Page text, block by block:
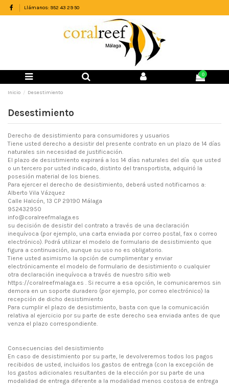
Llámanos: 952 43 29 50
0
Inicio Desestimiento
Desestimiento
Derecho de desistimiento para consumidores y usuarios
Tiene usted derecho a desistir del presente contrato en un plazo de 14 días
naturales sin necesidad de justificación.
El plazo de desistimiento expirará a los 14 días naturales del día que usted
o un tercero por usted indicado, distinto del transportista, adquirió la
posesión material de los bienes.
Para ejercer el derecho de desistimiento, deberá usted notificarnos a:
Alberto Vila Vázquez
Calle Halcón, 13 CP 29190 Málaga
952432950
info@coralreefmalaga.es
su decisión de desistir del contrato a través de una declaración
inequívoca (por ejemplo, una carta enviada por correo postal, fax o correo
electrónico). Podrá utilizar el modelo de formulario de desistimiento que
figura a continuación, aunque su uso no es obligatorio.
Tiene usted asimismo la opción de cumplimentar y enviar
electrónicamente el modelo de formulario de desistimiento o cualquier
otra declaración inequívoca a través de nuestro sitio web
https://coralreefmalaga.es . Si recurre a esa opción, le comunicaremos sin
demora en un soporte duradero (por ejemplo, por correo electrónico) la
recepción de dicho desistimiento
Para cumplir el plazo de desistimiento, basta con que la comunicación
relativa al ejercicio por su parte de este derecho sea enviada antes de que
venza el plazo correspondiente.
Consecuencias del desistimiento
En caso de desistimiento por su parte, le devolveremos todos los pagos
recibidos de usted, incluidos los gastos de entrega (con la excepción de
los gastos adicionales resultantes de la elección por su parte de una
modalidad de entrega diferente a la modalidad menos costosa de entrega